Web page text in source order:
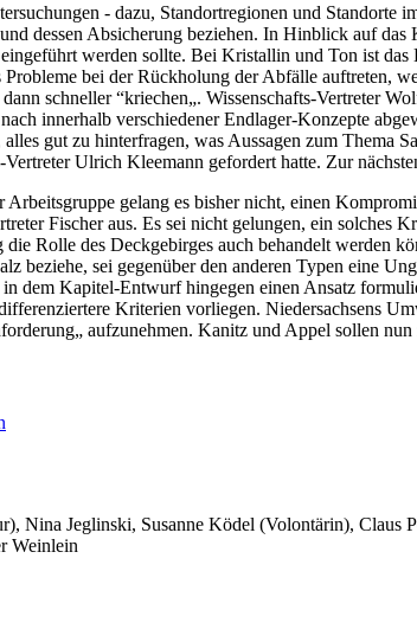
- dazu, Standortregionen und Standorte
dessen Absicherung beziehen. In Hinblick auf
werden sollte. Bei Kristallin und Ton ist
bei der Rückholung der Abfälle auftreten,
schneller “kriechen„. Wissenschafts-Vertreter
innerhalb verschiedener Endlager-Konzepte
gut zu hinterfragen, was Aussagen zum Thema
Ulrich Kleemann gefordert hatte. Zur
gelang es bisher nicht, einen
Fischer aus. Es sei nicht gelungen, ein solches
Rolle des Deckgebirges auch behandelt werden
sei gegenüber den anderen Typen eine
dem Kapitel-Entwurf hingegen einen Ansatz
Kriterien vorliegen. Niedersachsens
aufzunehmen. Kanitz und Appel sollen
Nina Jeglinski, Susanne Ködel (Volontärin), Claus
Weinlein